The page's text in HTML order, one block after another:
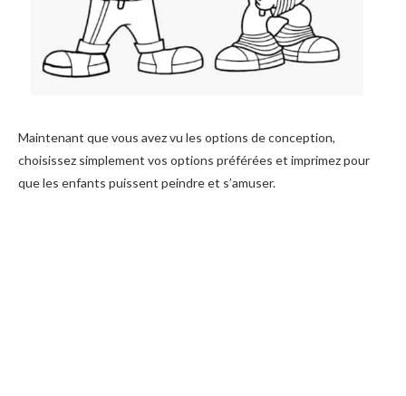
Maintenant que vous avez vu les options de conception,
choisissez simplement vos options préférées et imprimez pour
que les enfants puissent peindre et s’amuser.